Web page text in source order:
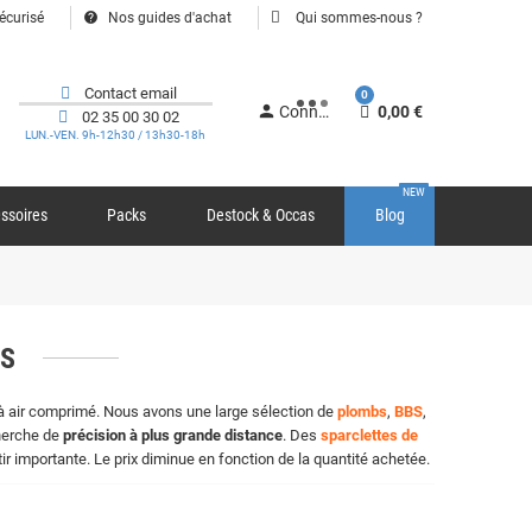
help Nos guides d'achat Qui sommes-nous ?
Contact email
02 35 00 30 02
LUN.-VEN. 9h-12h30 / 13h30-18h
person Connexion
0
0,00 €
Packs Destock & Occas Blog
NEW
air comprimé. Nous avons une large sélection de plombs, BBS,
de précision à plus grande distance. Des sparclettes de
Le prix diminue en fonction de la quantité achetée.